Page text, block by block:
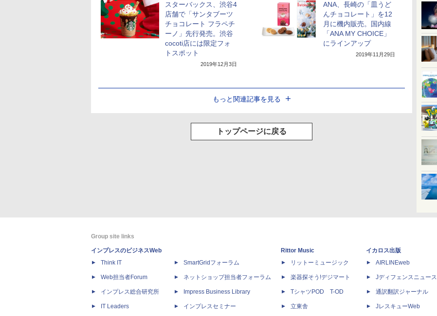
スターバックス、渋谷4
店舗で「サンタブーツ
チョコレート フラペチ
ーノ」先行発売。渋谷
cocoti店には限定フォ
トスポット
2019年12月3日
ANA、長崎の「皿うど
んチョコレート」を12
月に機内販売。国内線
「ANA MY CHOICE」
にラインアップ
2019年11月29日
もっと関連記事を見る
トップページに戻る
Group site links
インプレスのビジネスWeb
Think IT
Web担当者Forum
インプレス総合研究所
IT Leaders
SmartGridフォーラム
ネットショップ担当者フォーラム
Impress Business Library
インプレスセミナー
Rittor Music
リットーミュージック
楽器探そう!デジマート
TシャツPOD T-OD
立東舎
イカロス出版
AIRLINEweb
Jディフェンスニュース
通訳翻訳ジャーナル
JレスキューWeb